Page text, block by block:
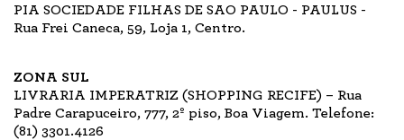
PIA SOCIEDADE FILHAS DE SAO PAULO - PAULUS -
Rua Frei Caneca, 59, Loja 1, Centro.
ZONA SUL
LIVRARIA IMPERATRIZ (SHOPPING RECIFE) – Rua
Padre Carapuceiro, 777, 2º piso, Boa Viagem. Telefone:
(81) 3301.4126